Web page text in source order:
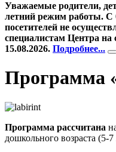
Уважаемые родители,
летний режим работы. С
посетителей не
специалистам Центра на
15.08.2026. Подробнее...
Программа
Программа рассчитана
дошкольного возраста (5-7